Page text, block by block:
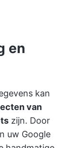
en
kan
van
zijn. Door
uw Google